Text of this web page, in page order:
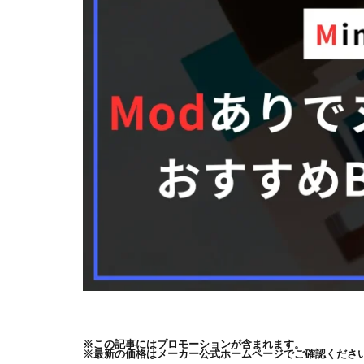
※この記事にはプロモーションが含まれます。
※最新の価格はメーカー公式ホームページでご確認くださ